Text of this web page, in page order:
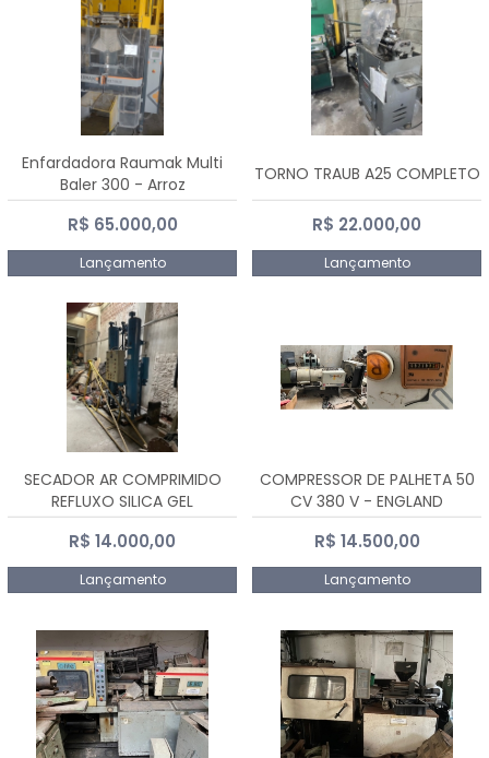
Enfardadora Raumak Multi
Baler 300 - Arroz
R$ 65.000,00
Lançamento
TORNO TRAUB A25 COMPLETO
R$ 22.000,00
Lançamento
SECADOR AR COMPRIMIDO
REFLUXO SILICA GEL
R$ 14.000,00
Lançamento
COMPRESSOR DE PALHETA 50
CV 380 V - ENGLAND
R$ 14.500,00
Lançamento